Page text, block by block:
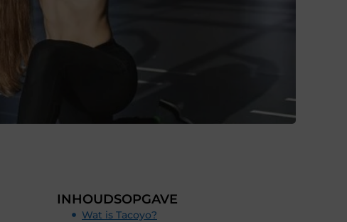
INHOUDSOPGAVE
Wat is Tacoyo?